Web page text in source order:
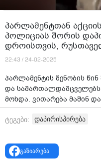
პარლამენტთან
პოლიციას შორის
დროისთვის,
22:43 / 24-02-2025
პარლამენტის შენობის
და სამართალდამცველებს
მოხდა. ვითარება მაშინ
მონაწილეები გზის
ადგილზე შეკრებილმა
დაკავების საშუალება არ
ამ დროისთვის,
ტეგები: დაპირისპირება
გაზიარება